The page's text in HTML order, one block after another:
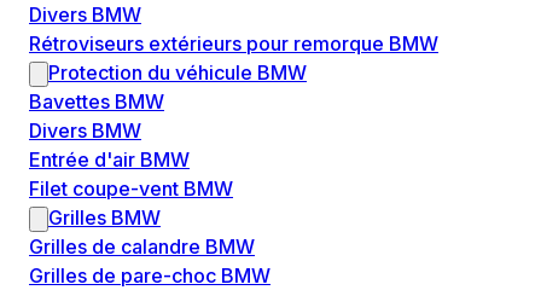
Divers BMW
Rétroviseurs extérieurs pour remorque BMW
Protection du véhicule BMW
Bavettes BMW
Divers BMW
Entrée d'air BMW
Filet coupe-vent BMW
Grilles BMW
Grilles de calandre BMW
Grilles de pare-choc BMW